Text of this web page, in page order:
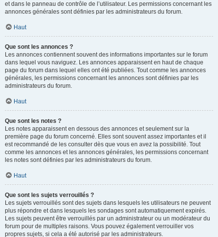
et dans le panneau de contrôle de l’utilisateur. Les permissions concernant les
annonces générales sont définies par les administrateurs du forum.
Haut
Que sont les annonces ?
Les annonces contiennent souvent des informations importantes sur le forum
dans lequel vous naviguez. Les annonces apparaissent en haut de chaque
page du forum dans lequel elles ont été publiées. Tout comme les annonces
générales, les permissions concernant les annonces sont définies par les
administrateurs du forum.
Haut
Que sont les notes ?
Les notes apparaissent en dessous des annonces et seulement sur la
première page du forum concerné. Elles sont souvent assez importantes et il
est recommandé de les consulter dès que vous en avez la possibilité. Tout
comme les annonces et les annonces générales, les permissions concernant
les notes sont définies par les administrateurs du forum.
Haut
Que sont les sujets verrouillés ?
Les sujets verrouillés sont des sujets dans lesquels les utilisateurs ne peuvent
plus répondre et dans lesquels les sondages sont automatiquement expirés.
Les sujets peuvent être verrouillés par un administrateur ou un modérateur du
forum pour de multiples raisons. Vous pouvez également verrouiller vos
propres sujets, si cela a été autorisé par les administrateurs.